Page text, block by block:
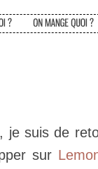
je suis de
sur